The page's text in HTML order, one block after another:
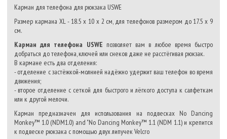
Карман для телефона для рюкзака USWE
Размер кармана XL - 18.5 х 10 х 2 см, для телефонов размером до 17.5 х 9
см.
Карман для телефона USWE позволяет вам в любое время быстро
добраться до телефона, ключей или снеков даже не расстёгивая рюкзак.
В кармане есть два отделения:
- отделение с застёжкой-молнией надёжно удержит ваш телефон во время
движения;
- второе отделение с сеткой для быстрого и лёгкого доступа к салфеткам
или к другой мелочи.
Карман предназначен для использования на подвесках No Dancing
Monkey™ 1.0 (NDM1.0) and "No Dancing Monkey™ 1.1 (NDM 1.1) и крепится
к подвеске рюкзака с помощью двух липучек Velcro